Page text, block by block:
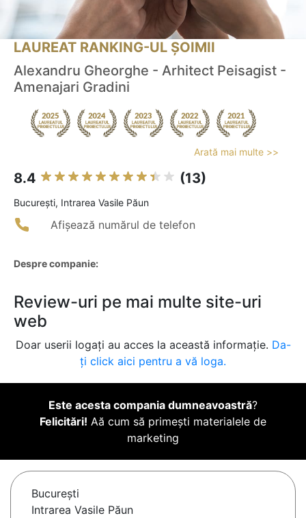
LAUREAT RANKING-UL ȘOIMII
Alexandru Gheorghe - Arhitect Peisagist -
Amenajari Gradini
Arată mai multe >>
8.4 (13)
Bucureşti, Intrarea Vasile Păun
Afișează numărul de telefon
Despre companie:
Review-uri pe mai multe site-uri
web
Doar userii logați au acces la această informație. Da-
ți click aici pentru a vă loga.
Este acesta compania dumneavoastră?
Felicitări! Aă cum să primești materialele de
marketing
Bucureşti
Intrarea Vasile Păun